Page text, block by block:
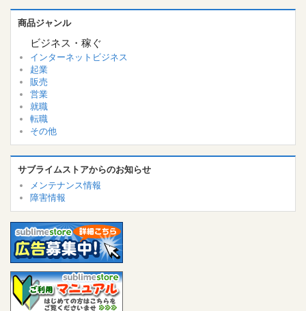
商品ジャンル
ビジネス・稼ぐ
インターネットビジネス
起業
販売
営業
就職
転職
その他
サブライムストアからのお知らせ
メンテナンス情報
障害情報